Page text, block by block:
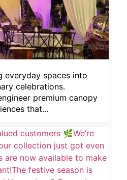
everyday spaces into
celebrations.
premium canopy
that...